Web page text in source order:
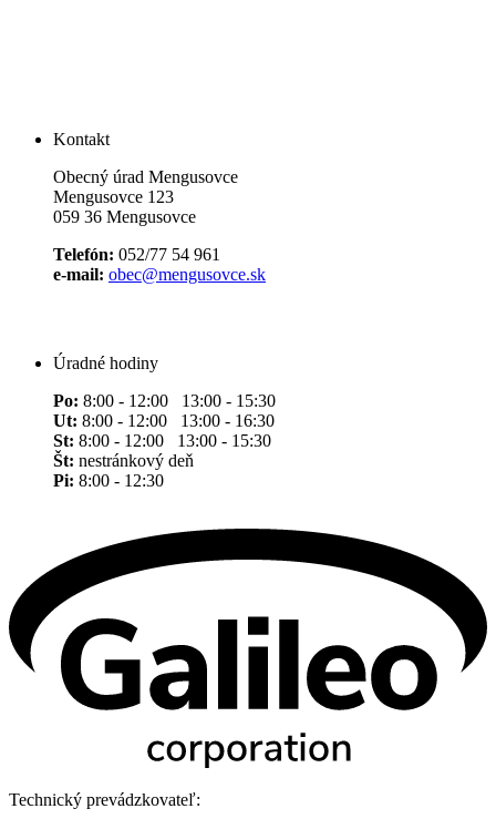
Kontakt
Obecný úrad Mengusovce
Mengusovce 123
059 36 Mengusovce
Telefón: 052/77 54 961
e-mail: obec@mengusovce.sk
Úradné hodiny
Po: 8:00 - 12:00 13:00 - 15:30
Ut: 8:00 - 12:00 13:00 - 16:30
St: 8:00 - 12:00 13:00 - 15:30
Št: nestránkový deň
Pi: 8:00 - 12:30
Technický prevádzkovateľ: